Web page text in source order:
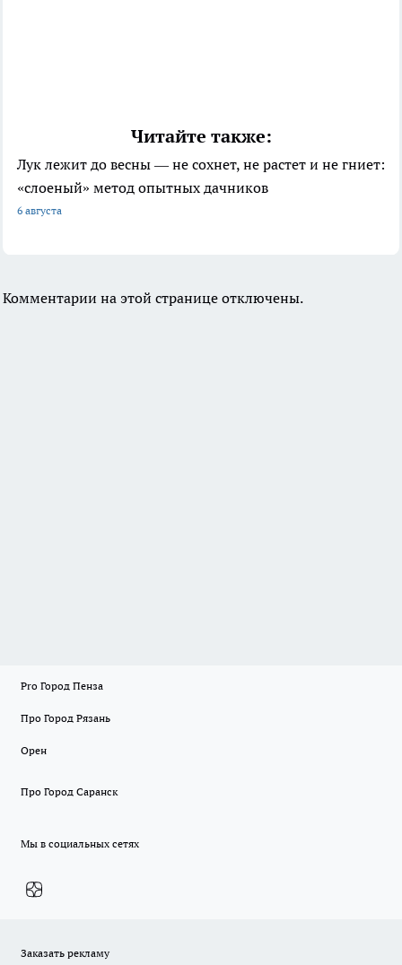
Читайте также:
Лук лежит до весны — не сохнет, не растет и не гниет:
«слоеный» метод опытных дачников
6 августа
Комментарии на этой странице отключены.
Pro Город Пенза
Про Город Рязань
Орен
Про Город Саранск
Мы в социальных сетях
Заказать рекламу